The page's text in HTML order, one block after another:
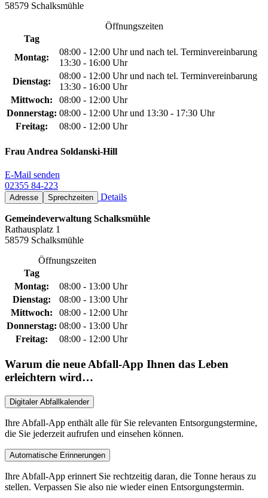
58579 Schalksmühle
Öffnungszeiten
Tag
Montag:
08:00 - 12:00 Uhr und nach tel. Terminvereinbarung
13:30 - 16:00 Uhr
Dienstag:
08:00 - 12:00 Uhr und nach tel. Terminvereinbarung
13:30 - 16:00 Uhr
Mittwoch:
08:00 - 12:00 Uhr
Donnerstag: 08:00 - 12:00 Uhr und 13:30 - 17:30 Uhr
Freitag:
08:00 - 12:00 Uhr
Frau Andrea Soldanski-Hill
E-Mail senden
02355 84-223
Adresse Sprechzeiten Details
Gemeindeverwaltung Schalksmühle
Rathausplatz 1
58579 Schalksmühle
Öffnungszeiten
Tag
Montag:
08:00 - 13:00 Uhr
Dienstag:
08:00 - 13:00 Uhr
Mittwoch:
08:00 - 12:00 Uhr
Donnerstag: 08:00 - 13:00 Uhr
Freitag:
08:00 - 12:00 Uhr
Warum die neue Abfall-App Ihnen das Leben
erleichtern wird…
Digitaler Abfallkalender
Ihre Abfall-App enthält alle für Sie relevanten Entsorgungstermine,
die Sie jederzeit aufrufen und einsehen können.
Automatische Erinnerungen
Ihre Abfall-App erinnert Sie rechtzeitig daran, die Tonne heraus zu
stellen. Verpassen Sie also nie wieder einen Entsorgungstermin.